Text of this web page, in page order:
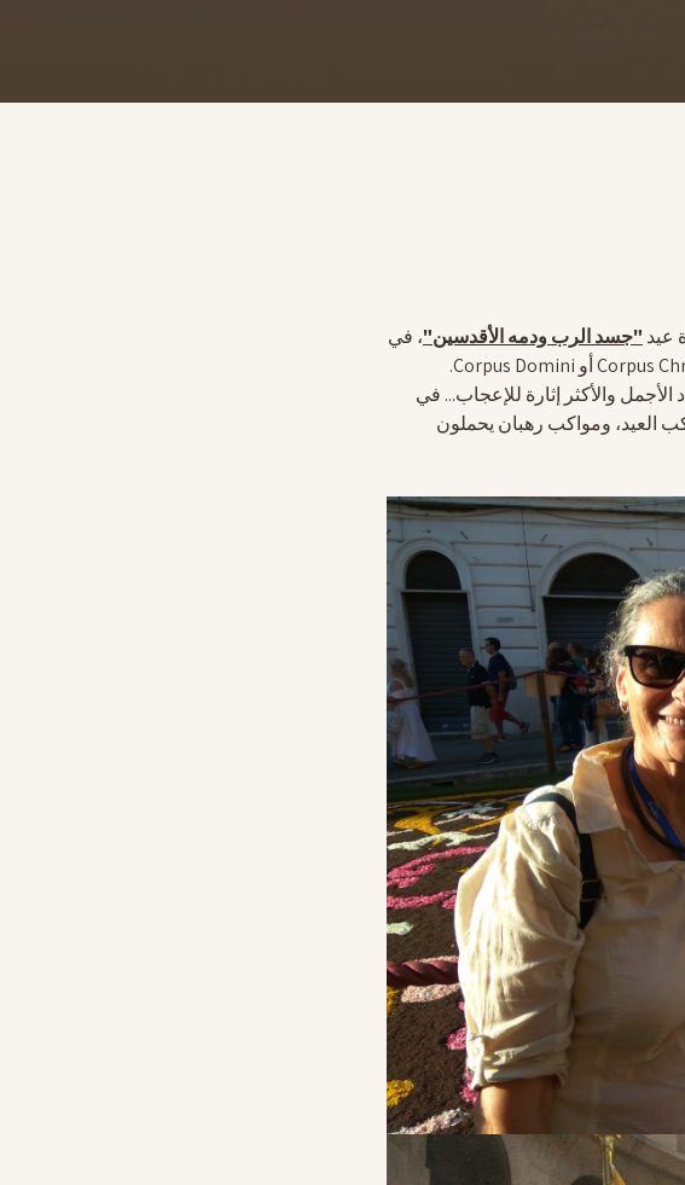
"جسد الرب ودمه الأقدسين"، في
والأكثر إثارة للإعجاب... في
العيد، ومواكب رهبان يحملون